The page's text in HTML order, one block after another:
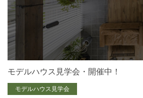
モデルハウス見学会・開催中！
モデルハウス見学会